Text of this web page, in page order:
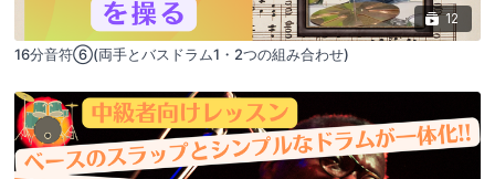
12
16分音符⑥(両手とバスドラム1・2つの組み合わせ)